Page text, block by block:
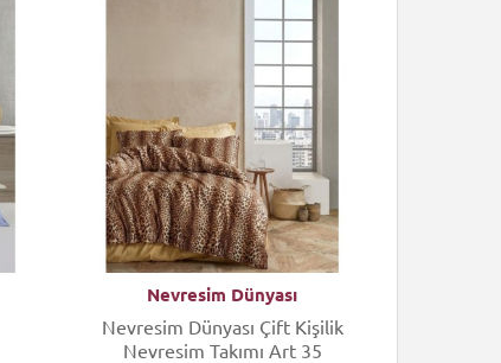
Nevresim Dünyası
Nevresim Dünyası Çift Kişilik
Nevresim Takımı Art 35